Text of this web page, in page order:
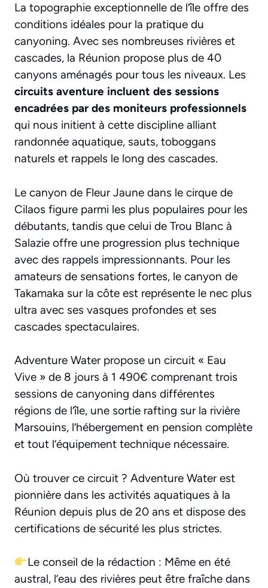
La topographie exceptionnelle de l’île offre des
conditions idéales pour la pratique du
canyoning. Avec ses nombreuses rivières et
cascades, la Réunion propose plus de 40
canyons aménagés pour tous les niveaux. Les
circuits aventure incluent des sessions
encadrées par des moniteurs professionnels
qui nous initient à cette discipline alliant
randonnée aquatique, sauts, toboggans
naturels et rappels le long des cascades.
Le canyon de Fleur Jaune dans le cirque de
Cilaos figure parmi les plus populaires pour les
débutants, tandis que celui de Trou Blanc à
Salazie offre une progression plus technique
avec des rappels impressionnants. Pour les
amateurs de sensations fortes, le canyon de
Takamaka sur la côte est représente le nec plus
ultra avec ses vasques profondes et ses
cascades spectaculaires.
Adventure Water propose un circuit « Eau
Vive » de 8 jours à 1 490€ comprenant trois
sessions de canyoning dans différentes
régions de l’île, une sortie rafting sur la rivière
Marsouins, l’hébergement en pension complète
et tout l’équipement technique nécessaire.
Où trouver ce circuit ? Adventure Water est
pionnière dans les activités aquatiques à la
Réunion depuis plus de 20 ans et dispose des
certifications de sécurité les plus strictes.
Le conseil de la rédaction : Même en été
austral, l’eau des rivières peut être fraîche dans